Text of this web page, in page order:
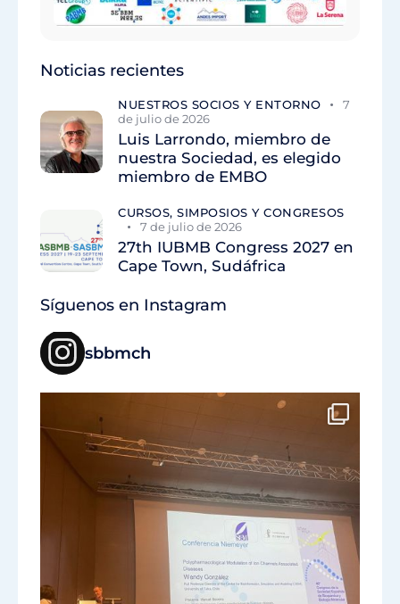
Noticias recientes
NUESTROS SOCIOS Y ENTORNO
7
de julio de 2026
Luis Larrondo, miembro de
nuestra Sociedad, es elegido
miembro de EMBO
CURSOS, SIMPOSIOS Y CONGRESOS
7 de julio de 2026
27th IUBMB Congress 2027 en
Cape Town, Sudáfrica
Síguenos en Instagram
sbbmch